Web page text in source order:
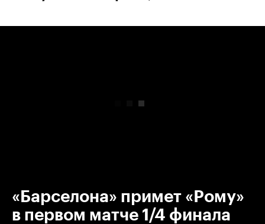
«Барселона» примет «Рому»
в первом матче 1/4 финала